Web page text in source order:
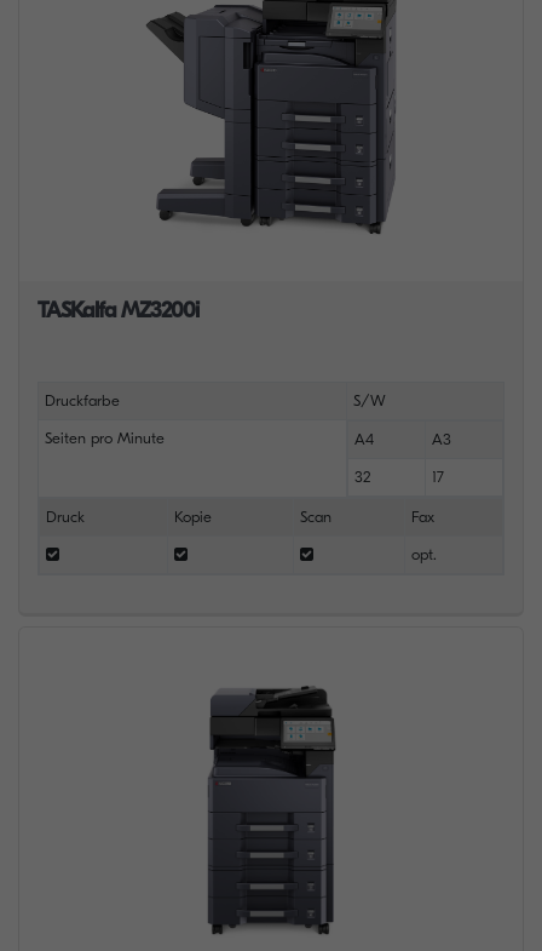
TASKalfa MZ3200i
Druckfarbe S/W
Seiten pro Minute A4 A3
32 17
Druck Kopie Scan Fax
opt.